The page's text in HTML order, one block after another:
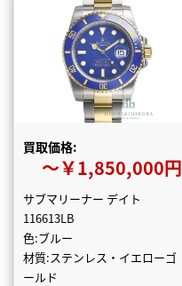
買取価格:
〜￥1,850,000円
サブマリーナー デイト
116613LB
色:ブルー
材質:ステンレス・イエローゴ
ールド